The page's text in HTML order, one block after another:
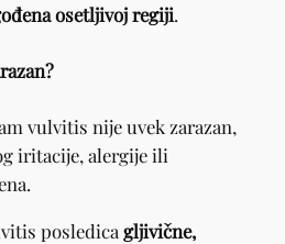
osetljivoj regiji.
vulvitis nije uvek zarazan,
iritacije, alergije ili
posledica gljivične,